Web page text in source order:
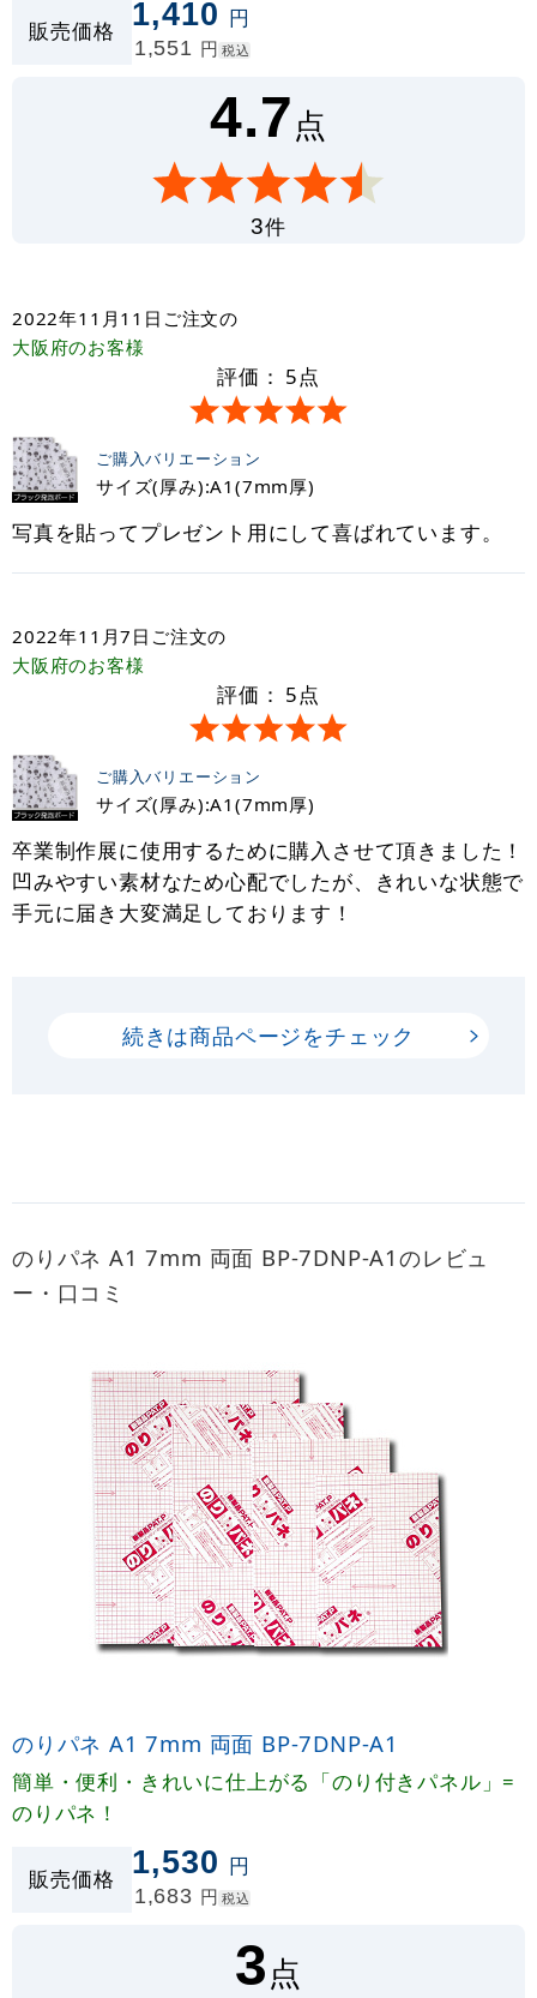
販売価格 1,410 円
1,551 円 税込
4.7点
3件
2022年11月11日 ご注文の
大阪府のお客様
評価： 5点
ご購入バリエーション
サイズ(厚み):A1(7mm厚)
写真を貼ってプレゼント用にして喜ばれています。
2022年11月7日 ご注文の
大阪府のお客様
評価： 5点
ご購入バリエーション
サイズ(厚み):A1(7mm厚)
卒業制作展に使用するために購入させて頂きました！
凹みやすい素材なため心配でしたが、きれいな状態で
手元に届き大変満足しております！
続きは商品ページをチェック
のりパネ A1 7mm 両面 BP-7DNP-A1のレビュ
ー・口コミ
のりパネ A1 7mm 両面 BP-7DNP-A1
簡単・便利・きれいに仕上がる「のり付きパネル」=
のりパネ！
販売価格 1,530 円
1,683 円 税込
3点